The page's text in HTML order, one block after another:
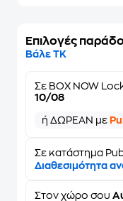
Επιλογές
Βάλε ΤΚ
Σε BOX NOW
10/08
ή ΔΩΡΕΑΝ με
Σε κατάστημα
Διαθεσιμότητα
Στον χώρο σου